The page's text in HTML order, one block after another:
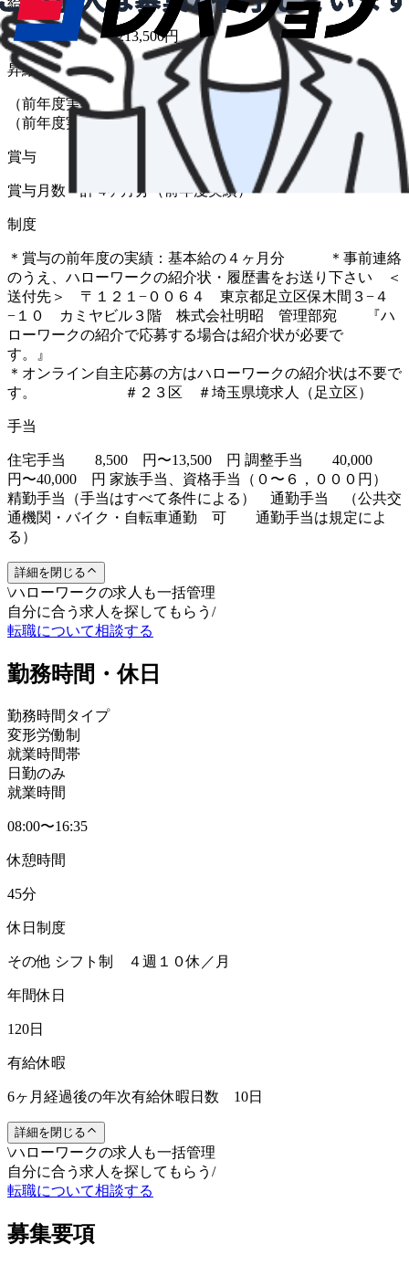
月給 208,500円〜213,500円
昇給
（前年度実績 あり） 昇給率 1月あたり 1.50％ 〜 2.50％
（前年度実績）
賞与
賞与月数 計 4ヶ月分（前年度実績）
制度
＊賞与の前年度の実績：基本給の４ヶ月分 ＊事前連絡
のうえ、ハローワークの紹介状・履歴書をお送り下さい ＜
送付先＞ 〒１２１−００６４ 東京都足立区保木間３−４
−１０ カミヤビル３階 株式会社明昭 管理部宛 『ハ
ローワークの紹介で応募する場合は紹介状が必要で
す。
＊オンライン自主応募の方はハローワークの紹介状は不要で
す。 ＃２３区 ＃埼玉県境求人（足立区）
手当
住宅手当 8,500 円〜13,500 円 調整手当 40,000
円〜40,000 円 家族手当、資格手当（０〜６，０００円）
精勤手当（手当はすべて条件による） 通勤手当 （公共交
通機関・バイク・自転車通勤 可 通勤手当は規定によ
る）
詳細を閉じる
\ハローワークの求人も一括管理
自分に合う求人を探してもらう /
転職について相談する
勤務時間・休日
勤務時間タイプ
変形労働制
就業時間帯
日勤のみ
就業時間
08:00〜16:35
休憩時間
45分
休日制度
その他 シフト制 ４週１０休／月
年間休日
120日
有給休暇
6ヶ月経過後の年次有給休暇日数 10日
詳細を閉じる
\ハローワークの求人も一括管理
自分に合う求人を探してもらう /
転職について相談する
募集要項